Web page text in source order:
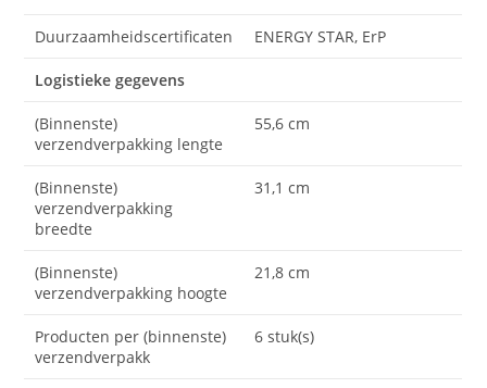
Duurzaamheidscertificaten ENERGY STAR, ErP
Logistieke gegevens
(Binnenste)
verzendverpakking lengte
55,6 cm
(Binnenste)
verzendverpakking
breedte
31,1 cm
(Binnenste)
verzendverpakking hoogte
21,8 cm
Producten per (binnenste)
verzendverpakk
6 stuk(s)